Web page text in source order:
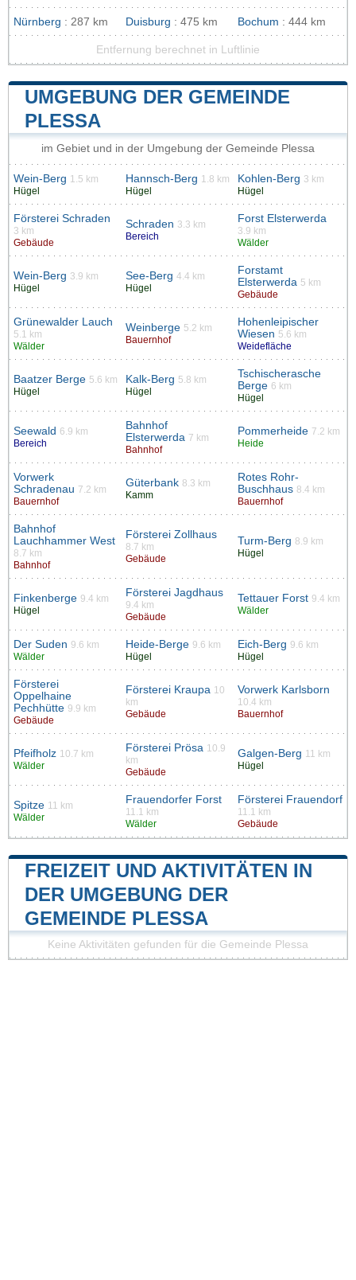
Nürnberg : 287 km Duisburg : 475 km Bochum : 444 km
Entfernung berechnet in Luftlinie
UMGEBUNG DER GEMEINDE
PLESSA
im Gebiet und in der Umgebung der Gemeinde Plessa
Wein-Berg 1.5 km
Hügel
Hannsch-Berg 1.8 km
Hügel
Kohlen-Berg 3 km
Hügel
Försterei Schraden
3 km
Gebäude
Schraden 3.3 km
Bereich
Forst Elsterwerda
3.9 km
Wälder
Wein-Berg 3.9 km
Hügel
See-Berg 4.4 km
Hügel
Forstamt
Elsterwerda 5 km
Gebäude
Grünewalder Lauch
5.1 km
Wälder
Weinberge 5.2 km
Bauernhof
Hohenleipischer
Wiesen 5.6 km
Weidefläche
Baatzer Berge 5.6 km
Hügel
Kalk-Berg 5.8 km
Hügel
Tschischerasche
Berge 6 km
Hügel
Seewald 6.9 km
Bereich
Bahnhof
Elsterwerda 7 km
Bahnhof
Pommerheide 7.2 km
Heide
Vorwerk
Schradenau 7.2 km
Bauernhof
Güterbank 8.3 km
Kamm
Rotes Rohr-
Buschhaus 8.4 km
Bauernhof
Bahnhof
Lauchhammer West
8.7 km
Bahnhof
Försterei Zollhaus
8.7 km
Gebäude
Turm-Berg 8.9 km
Hügel
Finkenberge 9.4 km
Hügel
Försterei Jagdhaus
9.4 km
Gebäude
Tettauer Forst 9.4 km
Wälder
Der Suden 9.6 km
Wälder
Heide-Berge 9.6 km
Hügel
Eich-Berg 9.6 km
Hügel
Försterei
Oppelhaine
Pechhütte 9.9 km
Gebäude
Försterei Kraupa 10
km
Gebäude
Vorwerk Karlsborn
10.4 km
Bauernhof
Pfeifholz 10.7 km
Wälder
Försterei Prösa 10.9
km
Gebäude
Galgen-Berg 11 km
Hügel
Spitze 11 km
Wälder
Frauendorfer Forst
11.1 km
Wälder
Försterei Frauendorf
11.1 km
Gebäude
FREIZEIT UND AKTIVITÄTEN IN
DER UMGEBUNG DER
GEMEINDE PLESSA
Keine Aktivitäten gefunden für die Gemeinde Plessa